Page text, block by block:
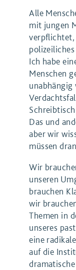
Alle
mit jungen
verpflichtet,
Ich habe
Menschen
unabhängig
Das und
aber wir
müssen
Wir
unseren
brauchen
wir
Themen in
unseres
eine
auf die